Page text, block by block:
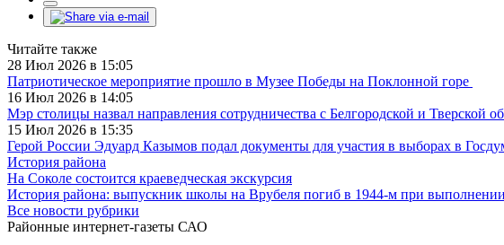
Читайте также
28 Июл 2026 в 15:05
Патриотическое мероприятие прошло в Музее Победы на Поклонной горе
16 Июл 2026 в 14:05
Мэр столицы назвал направления сотрудничества с Белгородской и Тверской
15 Июл 2026 в 15:35
Герой России Эдуард Казымов подал документы для участия в выборах в
История района
На Соколе состоится краеведческая экскурсия
История района: выпускник школы на Врубеля погиб в 1944-м при выполнении
Все новости рубрики
Районные интернет-газеты САО